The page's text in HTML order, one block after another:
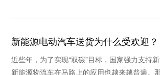
新能源电动汽车送货为什么受欢迎
司推荐哪个
近些年，为了实现“双碳”目标，国家强力支持
新能源物流车在马路上的应用也越来越普遍。